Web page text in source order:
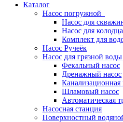
Каталог
Насос погружной
Насос для
Насос для колодца
Комплект для
Насос Ручеёк
Насос для грязной воды
Фекальный насос
Дренажный насос
Канализационная
Шламовый насос
Автоматическая
Насосная станция
Поверхностный